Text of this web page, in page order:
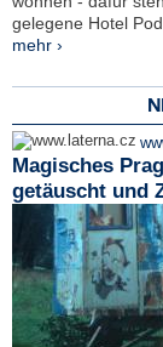
gelegene Hotel
mehr ›
Magisches
getäuscht und